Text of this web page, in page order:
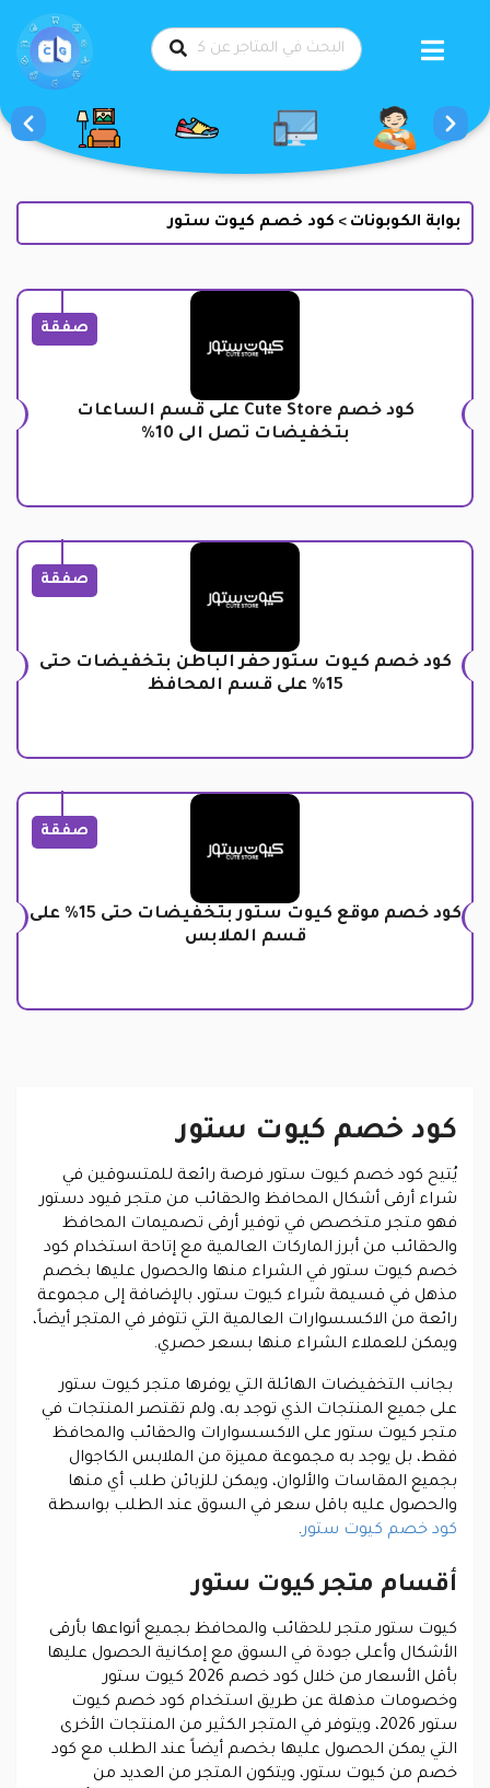
بوابة الكوبونات > كود خصم كيوت ستور
صفقة
كود خصم Cute Store على قسم الساعات
بتخفيضات تصل الى 10%
صفقة
كود خصم كيوت ستور حفر الباطن بتخفيضات حتى
15% على قسم المحافظ
صفقة
كود خصم موقع كيوت ستور بتخفيضات حتى 15% على
قسم الملابس
كود خصم كيوت ستور
يُتيح كود خصم كيوت ستور فرصة رائعة للمتسوقين في
شراء أرقى أشكال المحافظ والحقائب من متجر قيود دستور
فهو متجر متخصص في توفير أرقى تصميمات المحافظ
والحقائب من أبرز الماركات العالمية مع إتاحة استخدام كود
خصم كيوت ستور في الشراء منها والحصول عليها بخصم
مذهل في قسيمة شراء كيوت ستور، بالإضافة إلى مجموعة
رائعة من الاكسسوارات العالمية التي تتوفر في المتجر أيضاً،
ويمكن للعملاء الشراء منها بسعر حصري.
بجانب التخفيضات الهائلة التي يوفرها متجر كيوت ستور
على جميع المنتجات الذي توجد به، ولم تقتصر المنتجات في
متجر كيوت ستور على الاكسسوارات والحقائب والمحافظ
فقط، بل يوجد به مجموعة مميزة من الملابس الكاجوال
بجميع المقاسات والألوان، ويمكن للزبائن طلب أي منها
والحصول عليه باقل سعر في السوق عند الطلب بواسطة
كود خصم كيوت ستور.
أقسام متجر كيوت ستور
كيوت ستور متجر للحقائب والمحافظ بجميع أنواعها بأرقى
الأشكال وأعلى جودة في السوق مع إمكانية الحصول عليها
بأقل الأسعار من خلال كود خصم 2026 كيوت ستور
وخصومات مذهلة عن طريق استخدام كود خصم كيوت
ستور 2026، ويتوفر في المتجر الكثير من المنتجات الأخرى
التي يمكن الحصول عليها بخصم أيضاً عند الطلب مع كود
خصم من كيوت ستور، ويتكون المتجر من العديد من